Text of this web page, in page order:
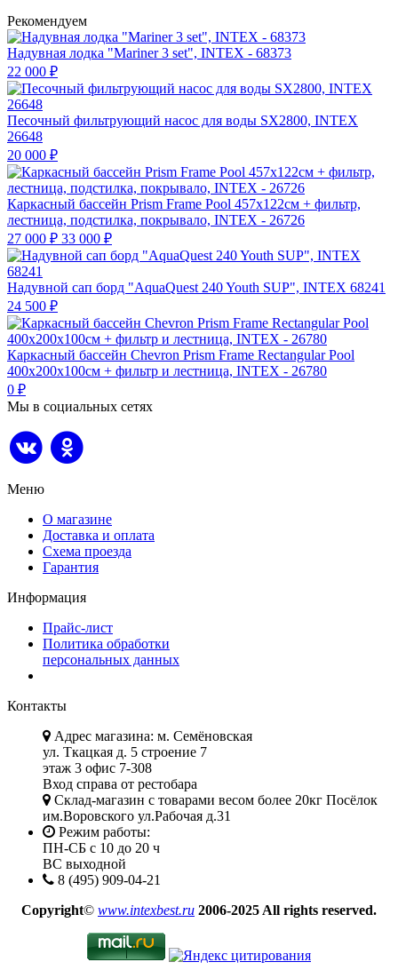
Рекомендуем
Надувная лодка "Mariner 3 set", INTEX - 68373
22 000 ₽
Песочный фильтрующий насос для воды SX2800, INTEX
26648
20 000 ₽
Каркасный бассейн Prism Frame Pool 457х122см + фильтр,
лестница, подстилка, покрывало, INTEX - 26726
27 000 ₽ 33 000 ₽
Надувной сап борд "AquaQuest 240 Youth SUP", INTEX 68241
24 500 ₽
Каркасный бассейн Chevron Prism Frame Rectangular Pool
400х200х100см + фильтр и лестница, INTEX - 26780
0 ₽
Мы в социальных сетях
Меню
О магазине
Доставка и оплата
Схема проезда
Гарантия
Информация
Прайс-лист
Политика обработки
персональных данных
Контакты
Адрес магазина: м. Семёновская
ул. Ткацкая д. 5 строение 7
этаж 3 офис 7-308
Вход справа от рестобара
Склад-магазин с товарами весом более 20кг Посёлок
им.Воровского ул.Рабочая д.31
Режим работы:
ПН-СБ с 10 до 20 ч
ВС выходной
8 (495) 909-04-21
Copyright© www.intexbest.ru 2006-2025 All rights reserved.